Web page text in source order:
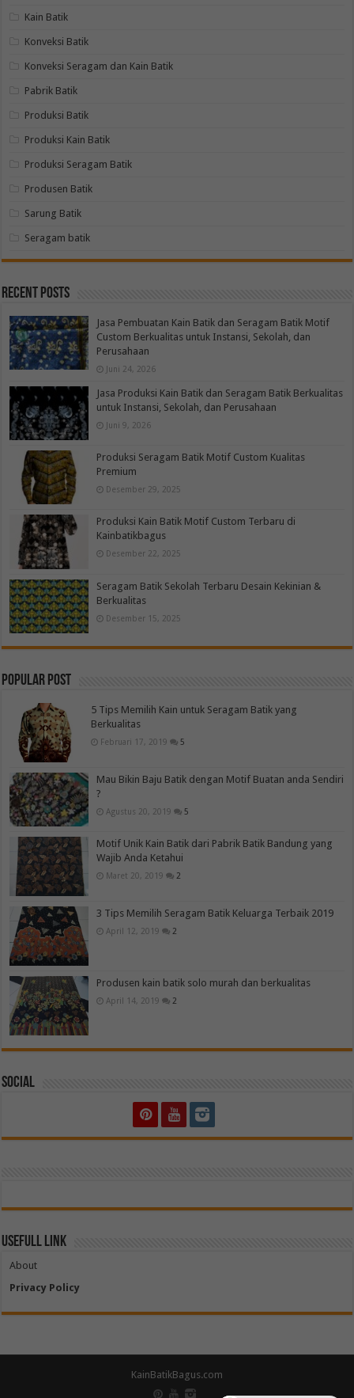
Kain Batik
Konveksi Batik
Konveksi Seragam dan Kain Batik
Pabrik Batik
Produksi Batik
Produksi Kain Batik
Produksi Seragam Batik
Produsen Batik
Sarung Batik
Seragam batik
Recent Posts
Jasa Pembuatan Kain Batik dan Seragam Batik Motif
Custom Berkualitas untuk Instansi, Sekolah, dan
Perusahaan
Juni 24, 2026
Jasa Produksi Kain Batik dan Seragam Batik Berkualitas
untuk Instansi, Sekolah, dan Perusahaan
Juni 9, 2026
Produksi Seragam Batik Motif Custom Kualitas
Premium
Desember 29, 2025
Produksi Kain Batik Motif Custom Terbaru di
Kainbatikbagus
Desember 22, 2025
Seragam Batik Sekolah Terbaru Desain Kekinian &
Berkualitas
Desember 15, 2025
Popular Post
5 Tips Memilih Kain untuk Seragam Batik yang
Berkualitas
Februari 17, 2019 5
Mau Bikin Baju Batik dengan Motif Buatan anda Sendiri
?
Agustus 20, 2019 5
Motif Unik Kain Batik dari Pabrik Batik Bandung yang
Wajib Anda Ketahui
Maret 20, 2019 2
3 Tips Memilih Seragam Batik Keluarga Terbaik 2019
April 12, 2019 2
Produsen kain batik solo murah dan berkualitas
April 14, 2019 2
Social
Usefull Link
About
Privacy Policy
KainBatikBagus.com